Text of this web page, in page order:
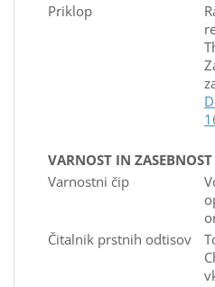
Priklop
VARNOST IN ZASEBNOST
Varnostni čip
Čitalnik prstnih odtisov